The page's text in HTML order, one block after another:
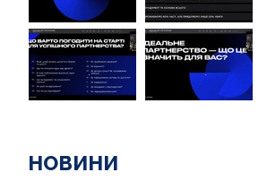
НОВИНИ